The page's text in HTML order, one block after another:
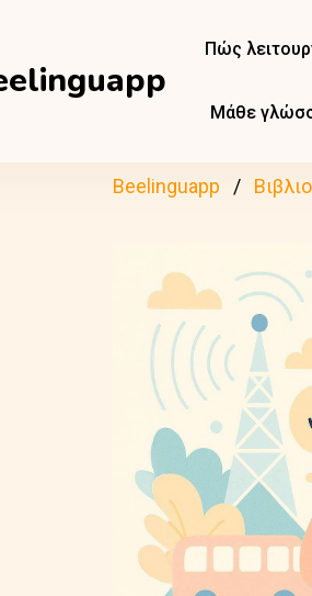
Πώς
Μάθε
Beelinguapp